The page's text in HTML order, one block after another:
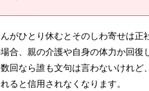
がひとり休むとそのしわ寄せは
場合、親の介護や自身の体力か回
回なら誰も文句は言わないけれ
ると信用されなくなります。